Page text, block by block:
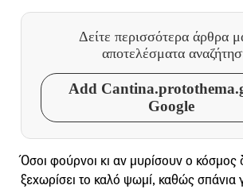
Δείτε περισσότερα άρθρα
αποτελέσματα
Add
Google
Όσοι φούρνοι κι αν μυρίσουν ο κόσμος
ξεχωρίσει το καλό ψωμί, καθώς σπάνια